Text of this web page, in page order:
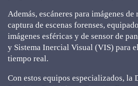
Además, escáneres para imágenes
captura de escenas forenses,
imágenes esféricas y de sensor de
y Sistema Inercial Visual (VIS) para
tiempo real.
Con estos equipos especializados, la